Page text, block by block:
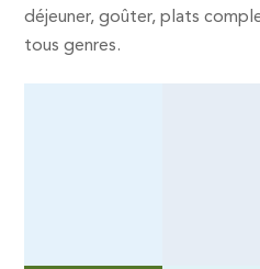
déjeuner, goûter, plats
tous genres.